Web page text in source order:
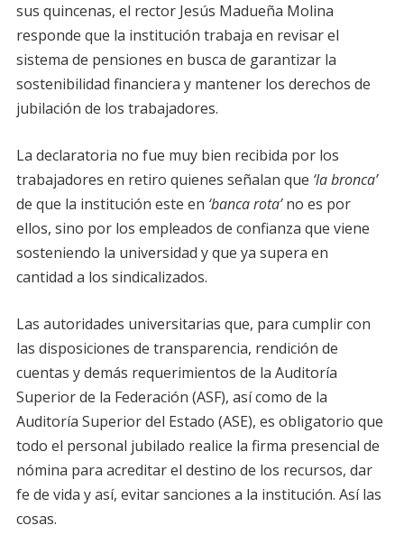
sus quincenas, el rector Jesús Madueña Molina
responde que la institución trabaja en revisar el
sistema de pensiones en busca de garantizar la
sostenibilidad financiera y mantener los derechos de
jubilación de los trabajadores.
La declaratoria no fue muy bien recibida por los
trabajadores en retiro quienes señalan que ‘la bronca’
de que la institución este en ‘banca rota’no es por
ellos, sino por los empleados de confianza que viene
sosteniendo la universidad y que ya supera en
cantidad a los sindicalizados.
Las autoridades universitarias que, para cumplir con
las disposiciones de transparencia, rendición de
cuentas y demás requerimientos de la Auditoría
Superior de la Federación (ASF), así como de la
Auditoría Superior del Estado (ASE), es obligatorio que
todo el personal jubilado realice la firma presencial de
nómina para acreditar el destino de los recursos, dar
fe de vida y así, evitar sanciones a la institución. Así las
cosas.